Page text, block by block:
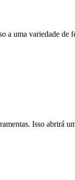
a uma variedade de
Isso abrirá